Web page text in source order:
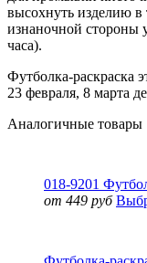
высохнуть изделию в
изнаночной стороны
часа).
Футболка-раскраска
23 февраля, 8 марта
Аналогичные товары
018-9201
от 449 руб